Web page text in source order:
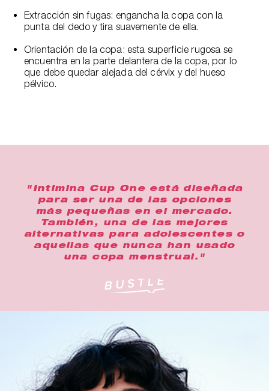
Extracción sin fugas: engancha la copa con la
punta del dedo y tira suavemente de ella.
Orientación de la copa: esta superficie rugosa se
encuentra en la parte delantera de la copa, por lo
que debe quedar alejada del cérvix y del hueso
pélvico.
"Intimina Cup One está diseñada
para ser una de las opciones
más pequeñas en el mercado.
También, una de las mejores
alternativas para adolescentes o
aquellas que nunca han usado
una copa menstrual."